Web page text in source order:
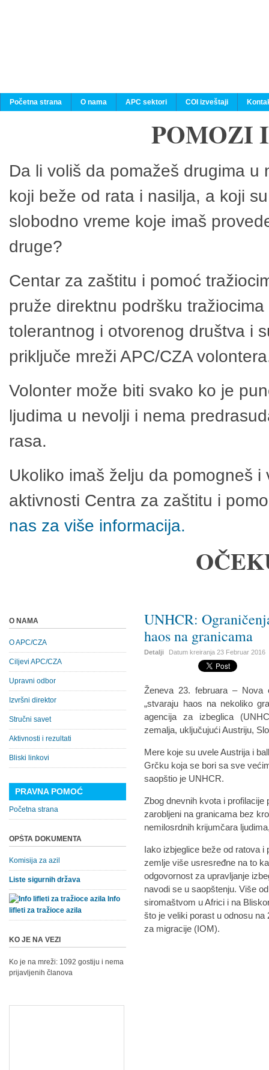
Početna strana O nama APC sektori COI izveštaji
POMOZI
Da li voliš da pomažeš drugima
koji beže od rata i nasilja, a koji
slobodno vreme koje imaš
druge?
Centar za zaštitu i pomoć
pruže direktnu podršku
tolerantnog i otvorenog društva i
priključe mreži APC/CZA
Volonter može biti svako ko je
ljudima u nevolji i nema
rasa.
Ukoliko imaš želju da pomogneš
aktivnosti Centra za zaštitu i
nas za više informacija.
UNHCR:
haos na granicama
Detalji Datum kreiranja23 Februar 2016
Ženeva 23. februara – Nova
„stvaraju haos na nekoliko
agencija za izbeglica
zemalja, uključujući Austriju,
Mere koje su uvele Austrija i
Grčku koja se bori sa sve
saopštio je UNHCR.
Zbog dnevnih kvota i
zarobljeni na granicama bez
nemilosrdnih krijumčara
Iako izbjeglice beže od ratova i
zemlje više usresređne na to
odgovornost za upravljanje
navodi se u saopštenju. Više
siromaštvom u Africi i na
što je veliki porast u odnosu na
za migracije (IOM).
O NAMA
O APC/CZA
Ciljevi APC/CZA
Upravni odbor
Izvršni direktor
Stručni savet
Aktivnosti i rezultati
Bliski linkovi
PRAVNA POMOĆ
Početna strana
OPŠTA DOKUMENTA
Komisija za azil
Liste sigurnih država
Info
lifleti za tražioce azila
KO JE NA VEZI
Ko je na mreži: 1092 gostiju i nema
prijavljenih članova